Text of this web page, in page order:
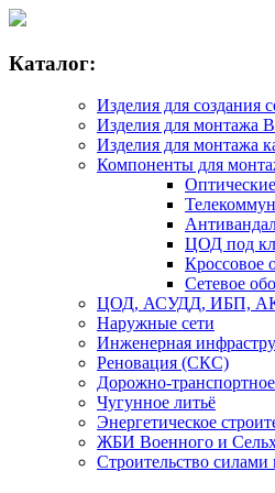
Каталог:
Изделия для создания
Изделия для монтажа
Изделия для монтажа
Компоненты для
ЦОД под
Кроссовое
Сетевое
ЦОД, АСУДД, ИБП,
Наружные сети
Инженерная
Реновация (СКС)
Дорожно-
Чугунное литьё
Энергетическое
ЖБИ Военного и
Строительство